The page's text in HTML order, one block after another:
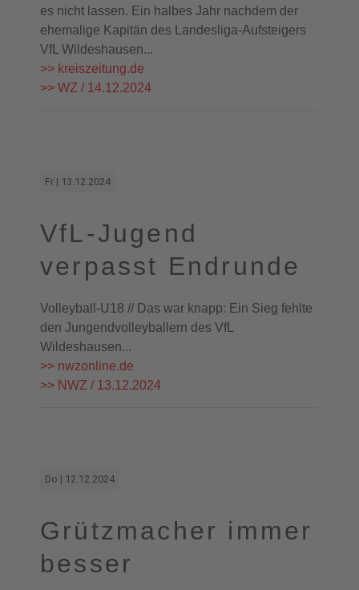
es nicht lassen. Ein halbes Jahr nachdem der
ehemalige Kapitän des Landesliga-Aufsteigers
VfL Wildeshausen...
>> kreiszeitung.de
>> WZ / 14.12.2024
Fr | 13.12.2024
VfL-Jugend
verpasst Endrunde
Volleyball-U18 // Das war knapp: Ein Sieg fehlte
den Jungendvolleyballern des VfL
Wildeshausen...
>> nwzonline.de
>> NWZ / 13.12.2024
Do | 12.12.2024
Grützmacher immer
besser